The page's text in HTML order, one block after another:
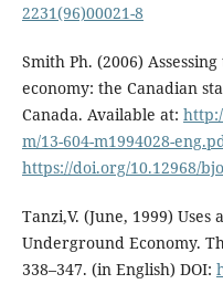
2231(96)00021-8
Smith Ph. (2006)
economy: the Canadian
Canada. Available at:
m/13-604-m1994028-
https://doi.org/10.12968/
Tanzi,V. (June, 1999)
Underground Economy.
338–347. (in English) DOI: